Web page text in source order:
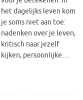
het dagelijks leven kom
je soms niet aan toe:
nadenken over je leven,
kritisch naar jezelf
kijken, persoonlijke…